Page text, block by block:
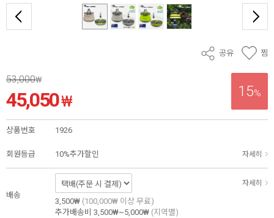
공유 찜
15%
53,000₩
45,050₩
상품번호 1926
회원등급 10%추가할인 자세히
배송
자세히
3,500₩ (100,000₩ 이상 무료)
추가배송비 3,500₩~5,000₩ (지역별)